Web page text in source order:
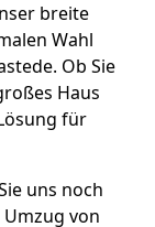
breite
Wahl
Ob Sie
Haus
für
uns noch
von